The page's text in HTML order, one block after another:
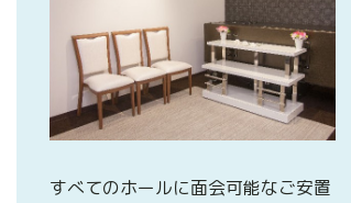
すべてのホールに面会可能なご安置